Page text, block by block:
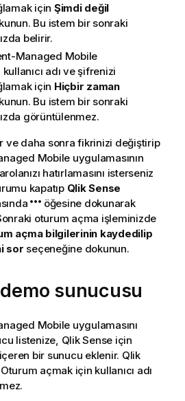
için Şimdi değil
Bu istem bir sonraki
belirir.
Managed Mobile
adı ve şifrenizi
için Hiçbir zaman
Bu istem bir sonraki
görüntülenmez.
ve daha sonra fikrinizi değiştirip
Mobile uygulamasının
hatırlamasını isterseniz
kapatıp Qlik Sense
öğesine dokunarak
oturum açma işleminizde
açma bilgilerinin kaydedilip
sor seçeneğine dokunun.
demo sunucusu
Mobile uygulamasını
listenize, Qlik Sense için
bir sunucu eklenir. Qlik
açmak için kullanıcı adı